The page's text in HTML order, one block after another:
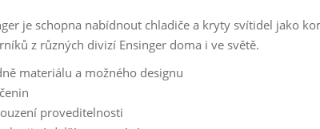
je schopna nabídnout chladiče a kryty svítidel jako
z různých divizí Ensinger doma i ve světě.
materiálu a možného designu
proveditelnosti